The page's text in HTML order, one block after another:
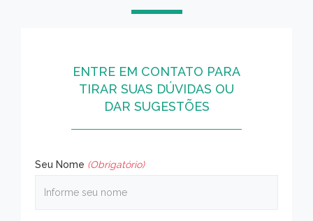
ENTRE EM CONTATO PARA
TIRAR SUAS DÚVIDAS OU
DAR SUGESTÕES
Seu Nome (Obrigatório)